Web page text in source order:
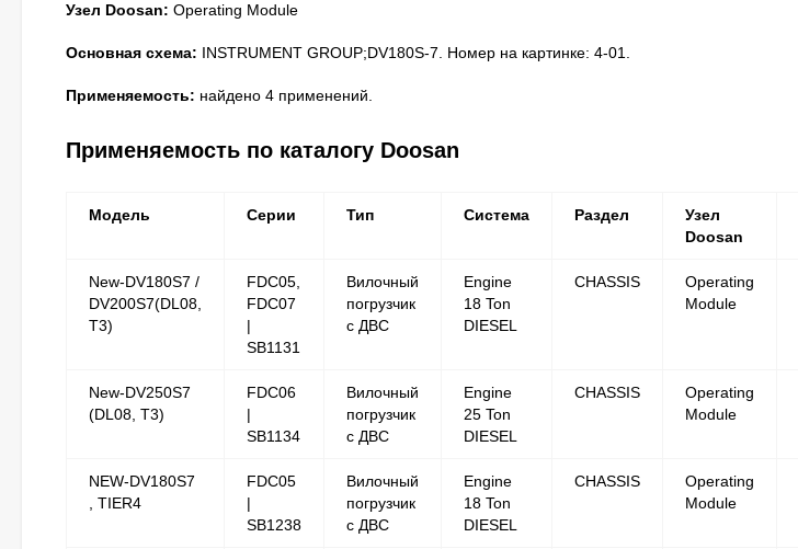
Узел Doosan: Operating Module
Основная схема: INSTRUMENT GROUP;DV180S-7. Номер на картинке: 4-01.
Применяемость: найдено 4 применений.
Применяемость по каталогу Doosan
Модель Серии Тип Система Раздел
Узел
Doosan
New-DV180S7 /
DV200S7(DL08,
T3)
FDC05,
FDC07
|
SB1131
Вилочный
погрузчик
с ДВС
Engine
18 Ton
DIESEL
CHASSIS
Operating
Module
New-DV250S7
(DL08, T3)
FDC06
|
SB1134
Вилочный
погрузчик
с ДВС
Engine
25 Ton
DIESEL
CHASSIS
Operating
Module
NEW-DV180S7
, TIER4
FDC05
|
SB1238
Вилочный
погрузчик
с ДВС
Engine
18 Ton
DIESEL
CHASSIS
Operating
Module